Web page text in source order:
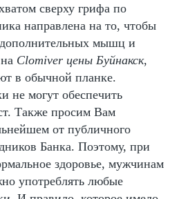
сверху грифа по
направлена на то, чтобы
дополнительных мышц и
Clomiver цены Буйнакск,
в обычной планке.
не могут обеспечить
Также просим Вам
от публичного
Банка. Поэтому, при
здоровье, мужчинам
употреблять любые